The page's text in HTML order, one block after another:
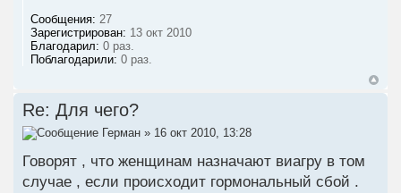
Сообщения: 27
Зарегистрирован: 13 окт 2010
Благодарил: 0 раз.
Поблагодарили: 0 раз.
Re: Для чего?
Герман » 16 окт 2010, 13:28
Говорят , что женщинам назначают виагру в том
случае , если происходит гормональный сбой .